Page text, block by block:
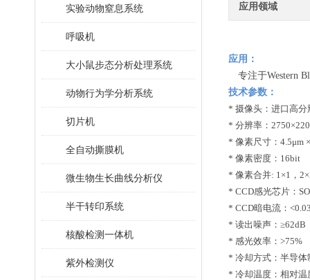
实验动物窒息系统
呼吸机
大小鼠步态分析处理系统
动物行为学分析系统
切片机
全自动撕膜机
微生物生长曲线分析仪
半干转印系统
核酸检测一体机
紫外检测仪
应用领域
应用：
专注于Western
技术参数：
* 摄像头：进口高
* 分辨率： 2750×2
* 像素尺寸： 4.5μm
* 像素密度： 16bit
* 像素合并: 1×1 ，
* CCD感光芯片：
* CCD暗电流：
* 读出噪声： ≥62dB
* 感光效率： >75%
* 冷却方式：半导体
* 冷却温度：相对温